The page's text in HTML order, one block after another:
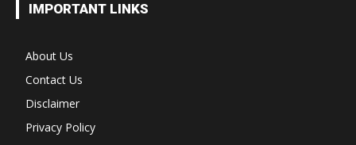
IMPORTANT LINKS
About Us
Contact Us
Disclaimer
Privacy Policy